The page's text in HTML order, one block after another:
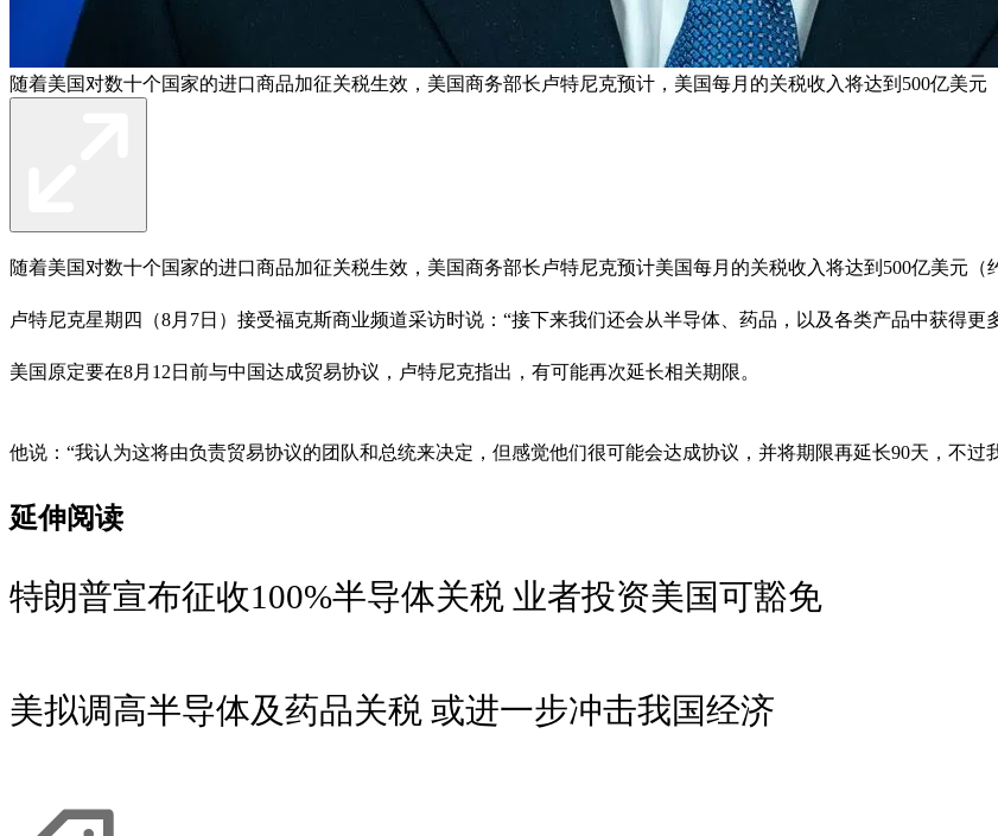
随着美国对数十个国家的进口商品加征关税生效，美国商务部长卢特尼克预计，美国每月的关税收入将达到500亿美元
随着美国对数十个国家的进口商品加征关税生效，美国商务部长卢特尼克预计美国每月的关税收入将达到500亿美元（
卢特尼克星期四（8月7日）接受福克斯商业频道采访时说：“接下来我们还会从半导体、药品，以及各类产品中获得更
美国原定要在8月12日前与中国达成贸易协议，卢特尼克指出，有可能再次延长相关期限。
他说：“我认为这将由负责贸易协议的团队和总统来决定，但感觉他们很可能会达成协议，并将期限再延长90天，不过
延伸阅读
特朗普宣布征收100%半导体关税 业者投资美国可豁免
美拟调高半导体及药品关税 或进一步冲击我国经济